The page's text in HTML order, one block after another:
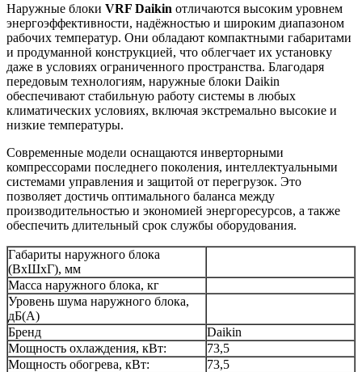
Наружные блоки VRF Daikin отличаются высоким уровнем
энергоэффективности, надёжностью и широким диапазоном
рабочих температур. Они обладают компактными габаритами
и продуманной конструкцией, что облегчает их установку
даже в условиях ограниченного пространства. Благодаря
передовым технологиям, наружные блоки Daikin
обеспечивают стабильную работу системы в любых
климатических условиях, включая экстремально высокие и
низкие температуры.
Современные модели оснащаются инверторными
компрессорами последнего поколения, интеллектуальными
системами управления и защитой от перегрузок. Это
позволяет достичь оптимального баланса между
производительностью и экономией энергоресурсов, а также
обеспечить длительный срок службы оборудования.
Габариты наружного блока
(ВхШхГ), мм
Масса наружного блока, кг
Уровень шума наружного блока,
дБ(А)
Бренд
Daikin
Мощность охлаждения, кВт:
73,5
Мощность обогрева, кВт:
73,5